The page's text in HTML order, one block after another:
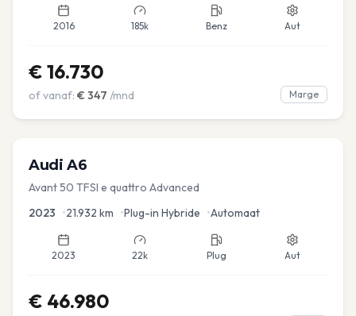
2016 185k Benz Aut
€ 16.730
of vanaf: € 347 /mnd Marge
Audi A6
Avant 50 TFSI e quattro Advanced
2023 •21.932 km •Plug-in Hybride •Automaat
2023 22k Plug Aut
€ 46.980